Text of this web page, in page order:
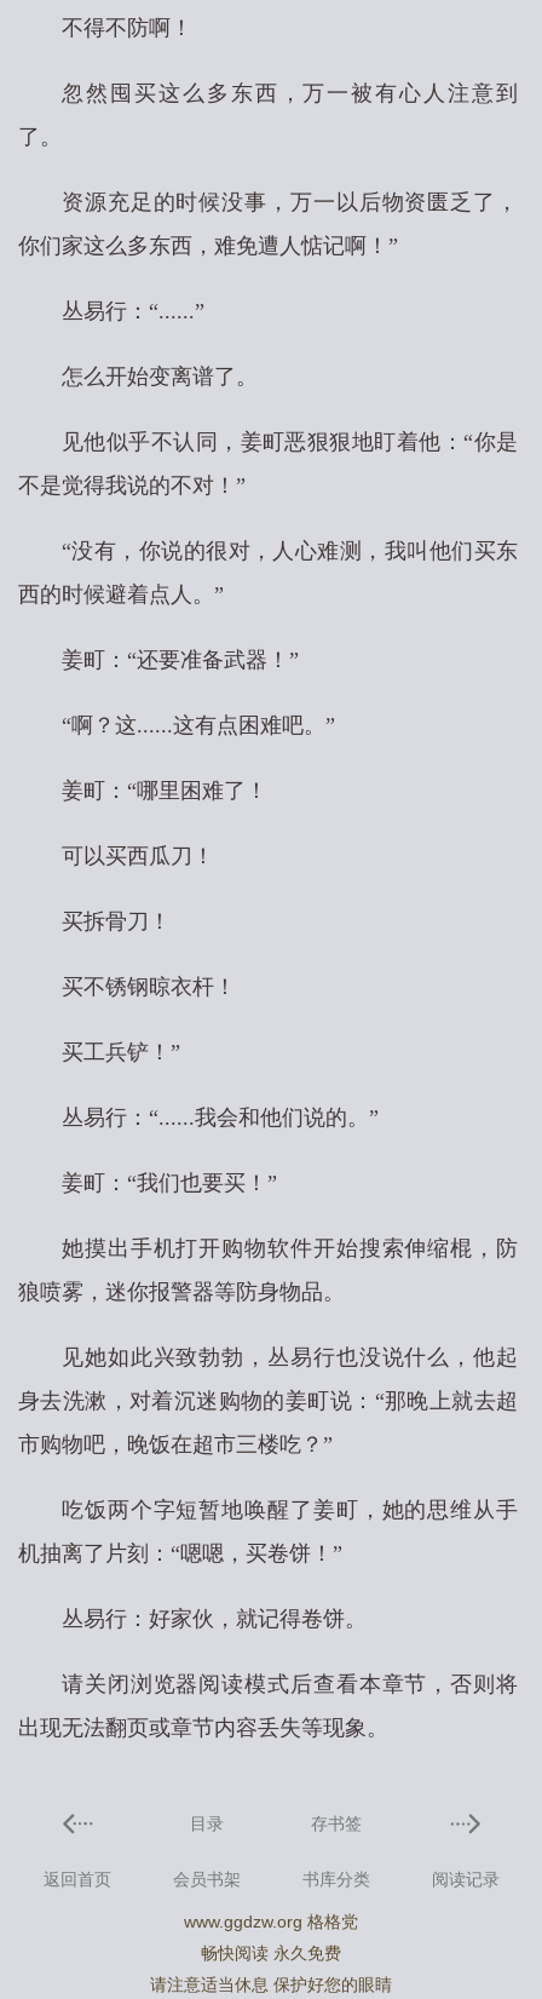
不得不防啊！
忽然囤买这么多东西，万一被有心人注意到
了。
资源充足的时候没事，万一以后物资匮乏了，
你们家这么多东西，难免遭人惦记啊！”
丛易行：“......”
怎么开始变离谱了。
见他似乎不认同，姜町恶狠狠地盯着他：“你是
不是觉得我说的不对！”
“没有，你说的很对，人心难测，我叫他们买东
西的时候避着点人。”
姜町：“还要准备武器！”
“啊？这......这有点困难吧。”
姜町：“哪里困难了！
可以买西瓜刀！
买拆骨刀！
买不锈钢晾衣杆！
买工兵铲！”
丛易行：“......我会和他们说的。”
姜町：“我们也要买！”
她摸出手机打开购物软件开始搜索伸缩棍，防
狼喷雾，迷你报警器等防身物品。
见她如此兴致勃勃，丛易行也没说什么，他起
身去洗漱，对着沉迷购物的姜町说：“那晚上就去超
市购物吧，晚饭在超市三楼吃？”
吃饭两个字短暂地唤醒了姜町，她的思维从手
机抽离了片刻：“嗯嗯，买卷饼！”
丛易行：好家伙，就记得卷饼。
请关闭浏览器阅读模式后查看本章节，否则将
出现无法翻页或章节内容丢失等现象。
目录 存书签
返回首页 会员书架 书库分类 阅读记录
www.ggdzw.org 格格党
畅快阅读 永久免费
请注意适当休息 保护好您的眼睛